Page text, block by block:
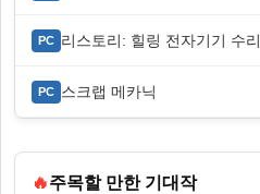
PC 리스토리: 힐링 전자기기 수리
PC 스크랩 메카닉
🔥주목할 만한 기대작